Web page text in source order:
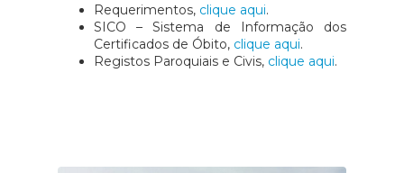
Requerimentos, clique aqui.
SICO – Sistema de Informação dos
Certificados de Óbito, clique aqui.
Registos Paroquiais e Civis, clique aqui.